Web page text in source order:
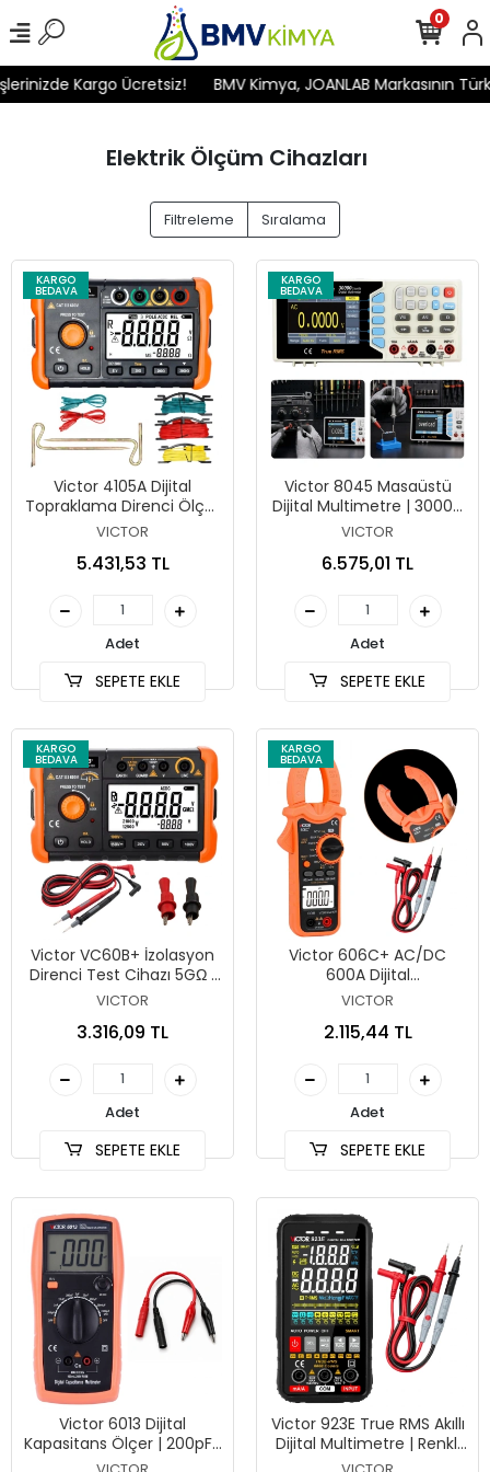
Kargo Ücretsiz! BMV Kimya, JOANLAB Markasının
0
Elektrik Ölçüm Cihazları
Filtreleme Sıralama
KARGO
BEDAVA
Victor 4105A Dijital
Topraklama Direnci Ölçer
| Toprak Megeri
VICTOR
5.431,53 TL
Adet
SEPETE EKLE
KARGO
BEDAVA
Victor 8045 Masaüstü
Dijital Multimetre | 30000
Count | PC Bağlantılı
VICTOR
6.575,01 TL
Adet
SEPETE EKLE
KARGO
BEDAVA
Victor VC60B+ İzolasyon
Direnci Test Cihazı 5GΩ |
1000V Megaohmmetre
VICTOR
3.316,09 TL
Adet
SEPETE EKLE
KARGO
BEDAVA
Victor 606C+ AC/DC
600A Dijital
Pensampermetre
VICTOR
2.115,44 TL
Adet
SEPETE EKLE
Victor 6013 Dijital
Kapasitans Ölçer | 200pF-
20000µF
Victor 923E True RMS Akıllı
Dijital Multimetre | Renkli
Ekran